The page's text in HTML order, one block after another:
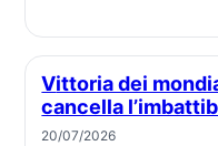
Vittoria dei mondiali della spagna che
cancella
20/07/2026